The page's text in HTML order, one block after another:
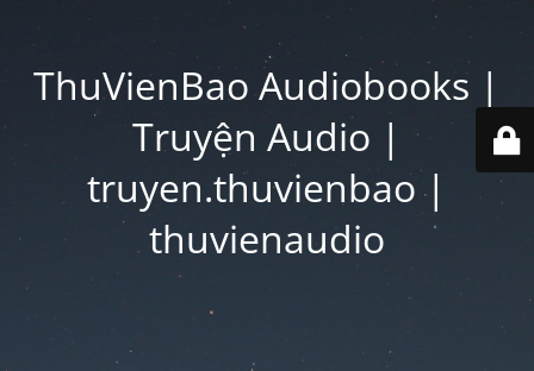
ThuVienBao Audiobooks |
Truyện Audio |
truyen.thuvienbao |
thuvienaudio